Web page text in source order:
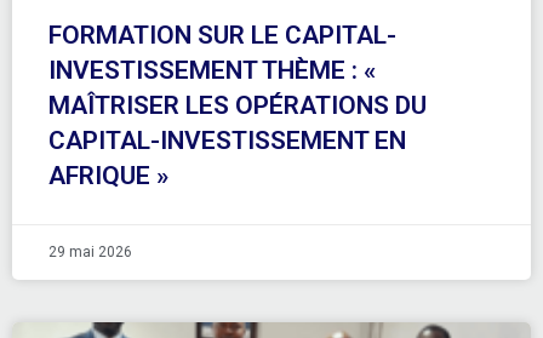
FORMATION SUR LE CAPITAL-
INVESTISSEMENT THÈME : «
MAÎTRISER LES OPÉRATIONS DU
CAPITAL-INVESTISSEMENT EN
AFRIQUE »
29 mai 2026